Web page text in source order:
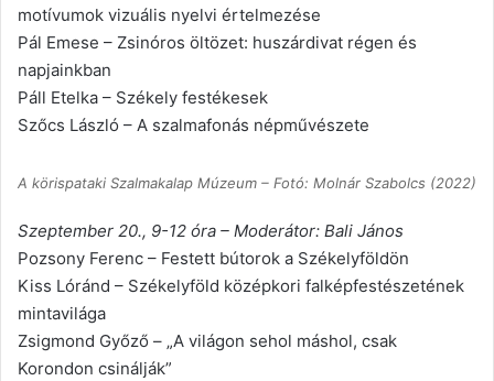
motívumok vizuális nyelvi értelmezése
Pál Emese – Zsinóros öltözet: huszárdivat régen és
napjainkban
Páll Etelka – Székely festékesek
Szőcs László – A szalmafonás népművészete
A körispataki Szalmakalap Múzeum – Fotó: Molnár Szabolcs (2022)
Szeptember 20., 9-12 óra – Moderátor: Bali János
Pozsony Ferenc – Festett bútorok a Székelyföldön
Kiss Lóránd – Székelyföld középkori falképfestészetének
mintavilága
Zsigmond Győző – „A világon sehol máshol, csak
Korondon csinálják”